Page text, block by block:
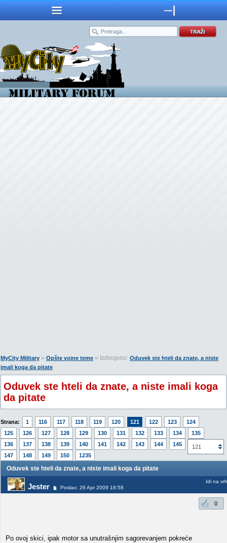
MyCity Military » Opšte vojne teme » Izdvojeno: Oduvek ste hteli da znate, a niste
imali koga da pitate
Oduvek ste hteli da znate, a niste imali koga
da pitate
Strana: 1 116 117 118 119 120 121 122 123
124
125
126 127 128 129 130 131 132 133 134
135
136
137 138 139 140 141 142 143 144 145
146
147
148 149 150 1235
121
Oduvek ste hteli da znate, a niste imali koga da pitate
Jester Poslao: 26 Apr 2009 18:58
Idi na vrh
0
Po ovoj skici, ipak motor sa unutrašnjim sagorevanjem pokreće